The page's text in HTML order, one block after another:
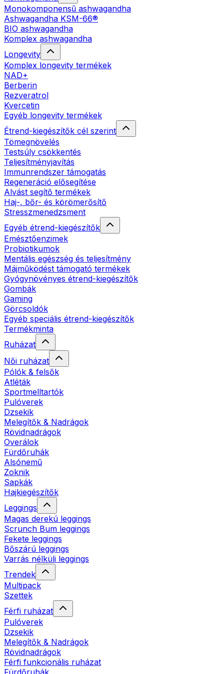
Monokomponensű ashwagandha
Ashwagandha KSM-66®
BIO ashwagandha
Komplex ashwagandha
Longevity
Komplex longevity termékek
NAD+
Berberin
Rezveratrol
Kvercetin
Egyéb longevity termékek
Étrend-kiegészítők cél szerint
Tömegnövelés
Testsúly csökkentés
Teljesítményjavítás
Immunrendszer támogatás
Regeneráció elősegítése
Alvást segítő termékek
Haj-, bőr- és körömerősítő
Stresszmenedzsment
Egyéb étrend-kiegészítők
Emésztőenzimek
Probiotikumok
Mentális egészség és teljesítmény
Májműködést támogató termékek
Gyógynövényes étrend-kiegészítők
Gombák
Gaming
Görcsoldók
Egyéb speciális étrend-kiegészítők
Termékminta
Ruházat
Női ruházat
Pólók & felsők
Atléták
Sportmelltartók
Pulóverek
Dzsekik
Melegítők & Nadrágok
Rövidnadrágok
Overálok
Fürdőruhák
Alsónemű
Zoknik
Sapkák
Hajkiegészítők
Leggings
Magas derekú leggings
Scrunch Bum leggings
Fekete leggings
Bőszárú leggings
Varrás nélküli leggings
Trendek
Multipack
Szettek
Férfi ruházat
Pulóverek
Dzsekik
Melegítők & Nadrágok
Rövidnadrágok
Férfi funkcionális ruházat